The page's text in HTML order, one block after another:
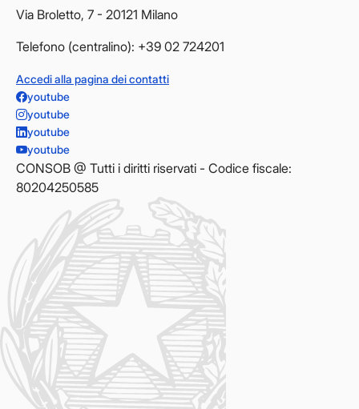
Via Broletto, 7 - 20121 Milano
Telefono (centralino): +39 02 724201
Accedi alla pagina dei contatti
youtube
youtube
youtube
youtube
CONSOB @ Tutti i diritti riservati - Codice fiscale:
80204250585